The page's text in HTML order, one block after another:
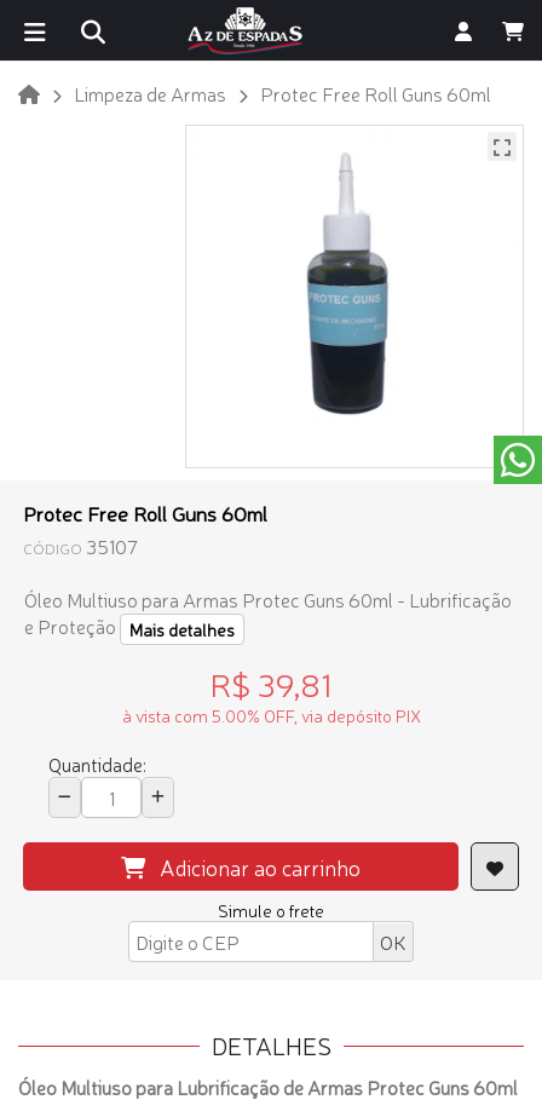
Limpeza de Armas Protec Free Roll Guns 60ml
Protec Free Roll Guns 60ml
CÓDIGO 35107
Óleo Multiuso para Armas Protec Guns 60ml - Lubrificação
e Proteção
Mais detalhes
R$ 39,81
à vista com 5.00% OFF, via depósito PIX
Quantidade:
Adicionar ao carrinho
Simule o frete
DETALHES
Óleo Multiuso para Lubrificação de Armas Protec Guns 60ml